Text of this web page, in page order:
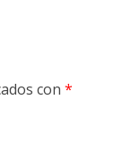
con *